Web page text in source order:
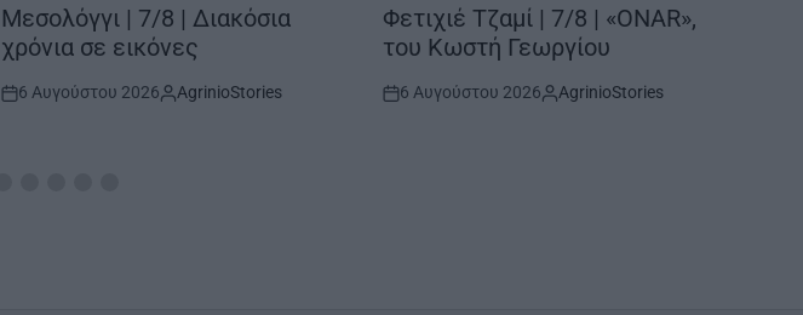
INΜεσολόγγι | 7/8 | Διακόσια
χρόνια σε εικόνες
Post
6 Αυγούστου 2026
By:
AgrinioStories
IN
Φετιχιέ Τζαμί | 7/8 | «ONAR»,
του Κωστή Γεωργίου
Post
6 Αυγούστου 2026
By:
AgrinioStories